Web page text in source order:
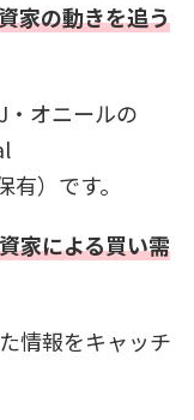
家の動きを追う
オニールの
）です。
家による買い需
情報をキャッチ